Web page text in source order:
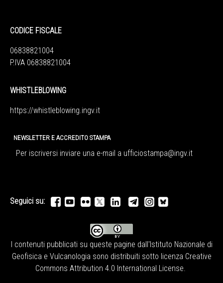
CODICE FISCALE
06838821004
P.IVA 06838821004
WHISTLEBLOWING
https://whistleblowing.ingv.it
NEWSLETTER E ACCREDITO STAMPA
Per iscriversi inviare una e-mail a ufficiostampa@ingv.it
Seguici su:
I contenuti pubblicati su queste pagine dall' Istituto Nazionale di
Geofisica e Vulcanologia sono distribuiti sotto licenza Creative
Commons Attribution 4.0 International License.